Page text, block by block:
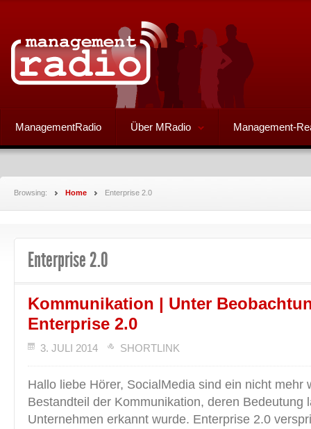
ManagementRadio Über MRadio Management-
Browsing: Home Enterprise 2.0
Enterprise 2.0
Kommunikation | Unter
Enterprise 2.0
3. JULI 2014 SHORTLINK
Hallo liebe Hörer, SocialMedia sind ein nicht mehr
Bestandteil der Kommunikation, deren Bedeutung
Unternehmen erkannt wurde. Enterprise 2.0